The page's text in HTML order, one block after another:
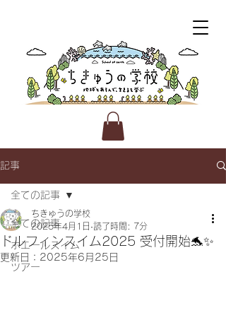
記事
全ての記事
ホエールスイム
ツアー
全ての記事
ドルフィンスイム2025 受付開始🐬✨
ちきゅうの学校
2025年4月1日 読了時間: 7分
更新日： 2025年6月25日